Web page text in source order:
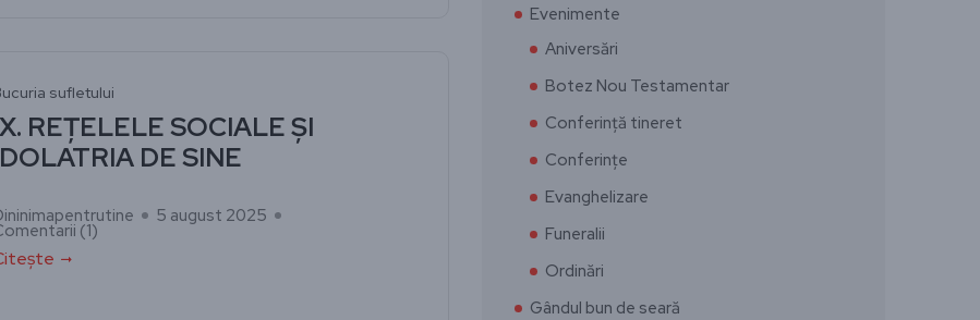
sufletului
REȚELELE SOCIALE ȘI
DE SINE
5 august 2025
(1)
Evenimente
Aniversări
Botez Nou Testamentar
Conferință tineret
Conferințe
Evanghelizare
Funeralii
Ordinări
Gândul bun de seară